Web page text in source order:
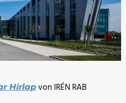
Hírlap von IRÉN RAB